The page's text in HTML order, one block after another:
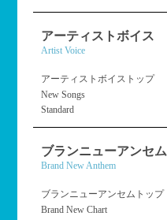
アーティストボイス
Artist Voice
アーティストボイストップ
New Songs
Standard
ブランニューアンセム
Brand New Anthem
ブランニューアンセムトップ
Brand New Chart